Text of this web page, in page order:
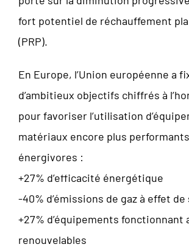
fort potentiel de réchauffement
(PRP).
En Europe, l’Union européenne a
d’ambitieux objectifs chiffrés à
pour favoriser l’utilisation
matériaux encore plus
énergivores :
+27% d’efficacité énergétique
-40% d’émissions de gaz à effet
+27% d’équipements fonctionnant
renouvelables